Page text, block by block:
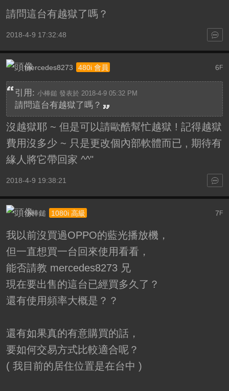
請問這台有越獄了嗎？
2018-4-9 17:32:48
6F
mercedes8273 480i 會員
引用: 小棒鎚 發表於 2018-4-9 05:32 PM
請問這台有越獄了嗎？
沒越獄耶 ~ 但是可以請歐酷幫忙越獄 ! 記得越獄
費用沒多少 ~ 只是更改個內部軟體而已 , 期待有
緣人將它帶回家 ^^"
2018-4-9 19:38:21
7F
小棒鎚 1080i 高級
我以前沒買過OPPO的藍光播放機，
但一直想買一台回來使用看看，
能否請教 mercedes8273 兄
現在要出售的這台已經買多久了？
還有使用頻率大概是？？
還有如果真的有意購買的話，
要如何交易方式比較適合呢？
( 我目前的居住位置是在台中 )